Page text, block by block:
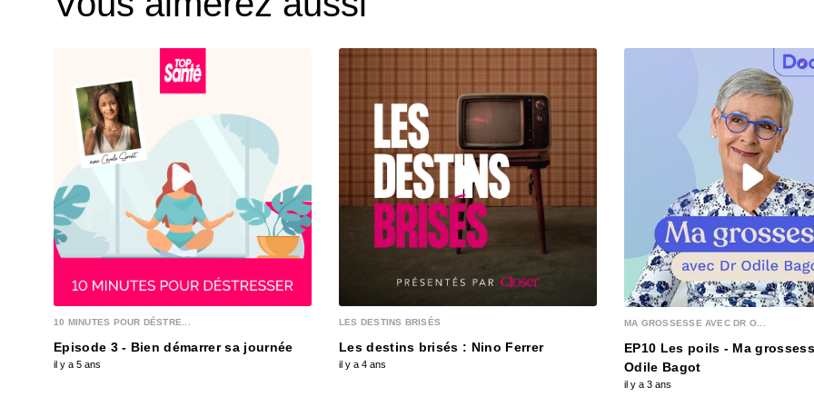
00:04:53
00:04:05
00:04:38
10 MINUTES POUR DÉSTRE...
Episode 3 - Bien démarrer sa journée
il y a 5 ans
LES DESTINS BRISÉS
Les destins brisés : Nino Ferrer
il y a 4 ans
MA GROSSESSE AVEC DR O...
EP10 Les poils - Ma
Odile Bagot
il y a 3 ans